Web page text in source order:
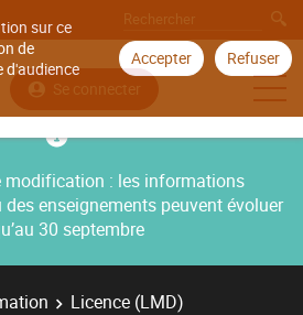
sur ce
de
d'audience
Accepter Refuser
Se connecter
modification : les informations
enseignements peuvent évoluer
30 septembre
Licence (LMD)